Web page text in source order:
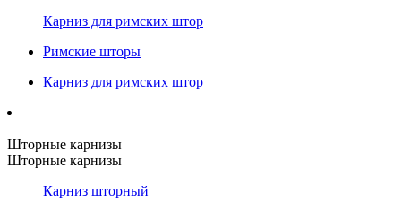
Карниз для римских штор
Римские шторы
Карниз для римских штор
Шторные карнизы
Шторные карнизы
Карниз шторный